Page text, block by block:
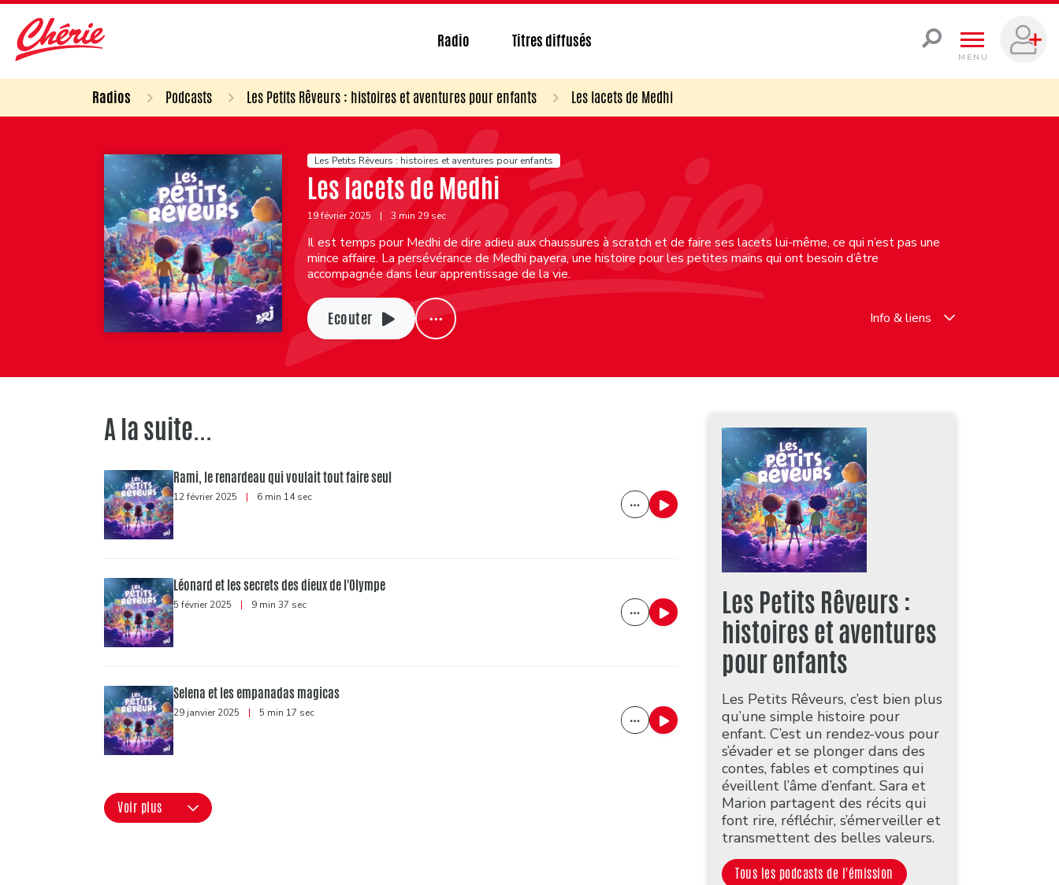
Radio Titres diffusés
MENU
Radios Podcasts Les Petits Rêveurs : histoires et aventures pour enfants Les lacets de Medhi
Les Petits Rêveurs : histoires et aventures pour enfants
Les lacets de Medhi
19 février 2025 | 3 min 29 sec
Il est temps pour Medhi de dire adieu aux chaussures à scratch et de faire ses lacets lui-même, ce qui n’est pas une
mince affaire. La persévérance de Medhi payera, une histoire pour les petites mains qui ont besoin d’être
accompagnée dans leur apprentissage de la vie.
Ecouter Info & liens
A la suite...
Rami, le renardeau qui voulait tout faire seul
12 février 2025 | 6 min 14 sec
Léonard et les secrets des dieux de l'Olympe
5 février 2025 | 9 min 37 sec
Selena et les empanadas magicas
29 janvier 2025 | 5 min 17 sec
Voir plus
Les Petits Rêveurs :
histoires et aventures
pour enfants
Les Petits Rêveurs, c’est bien plus
qu’une simple histoire pour
enfant. C’est un rendez-vous pour
s’évader et se plonger dans des
contes, fables et comptines qui
éveillent l’âme d’enfant. Sara et
Marion partagent des récits qui
font rire, réfléchir, s’émerveiller et
transmettent des belles valeurs.
Tous les podcasts de l'émission